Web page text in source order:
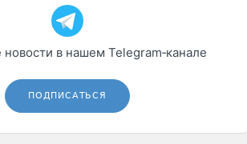
новости в нашем Telegram‑канале
ПОДПИСАТЬСЯ